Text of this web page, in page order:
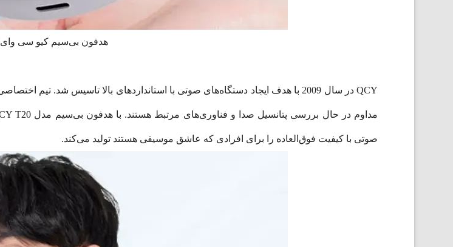
هدفون بی‌سیم کیو سی وای T20
صوتی با کیفیت فوق‌العاده را برای افرادی که عاشق موسیقی هستند تولید می‌کند.